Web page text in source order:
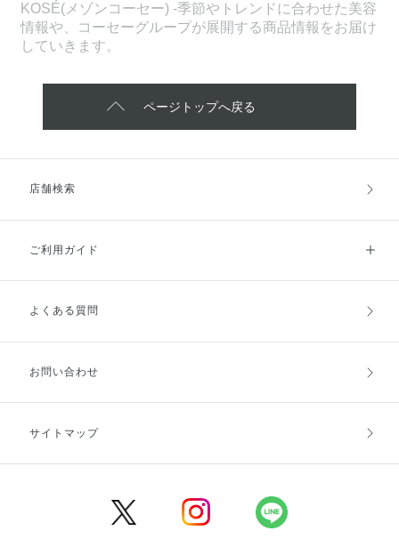
KOSÉ(メゾンコーセー) -季節やトレンドに合わせた美容
情報や、コーセーグループが展開する商品情報をお届け
していきます。
ページトップへ戻る
店舗検索
ご利用ガイド
ご利用ガイドトップ
お支払方法
キャンセル・返品・交換
よくある質問
お問い合わせ
サイトマップ